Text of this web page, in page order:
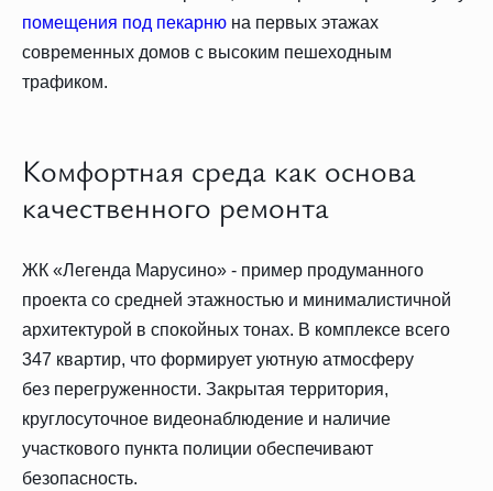
помещения под пекарню на первых этажах
современных домов с высоким пешеходным
трафиком.
Комфортная среда как основа
качественного ремонта
ЖК «Легенда Марусино» - пример продуманного
проекта со средней этажностью и минималистичной
архитектурой в спокойных тонах. В комплексе всего
347 квартир, что формирует уютную атмосферу
без перегруженности. Закрытая территория,
круглосуточное видеонаблюдение и наличие
участкового пункта полиции обеспечивают
безопасность.